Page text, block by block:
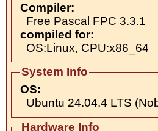
Compiler:
Free Pascal FPC 3.3.1
compiled for:
OS:Linux, CPU:x86_64
System Info
OS:
Ubuntu 24.04.4 LTS
Hardware Info